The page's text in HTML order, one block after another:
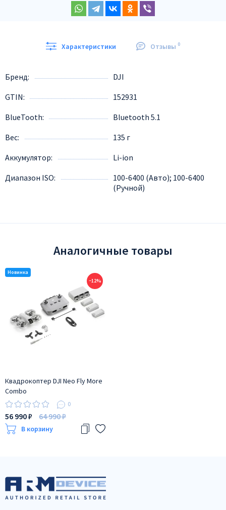
Характеристики Отзывы 0
Бренд
DJI
GTIN
152931
BlueTooth
Bluetooth 5.1
Вес
135 г
Аккумулятор
Li-ion
Диапазон ISO
100-6400 (Авто); 100-6400
(Ручной)
Аналогичные товары
−12%
Квадрокоптер DJI Neo Fly More
Combo
0
56 990 ₽ 64 990 ₽
В корзину